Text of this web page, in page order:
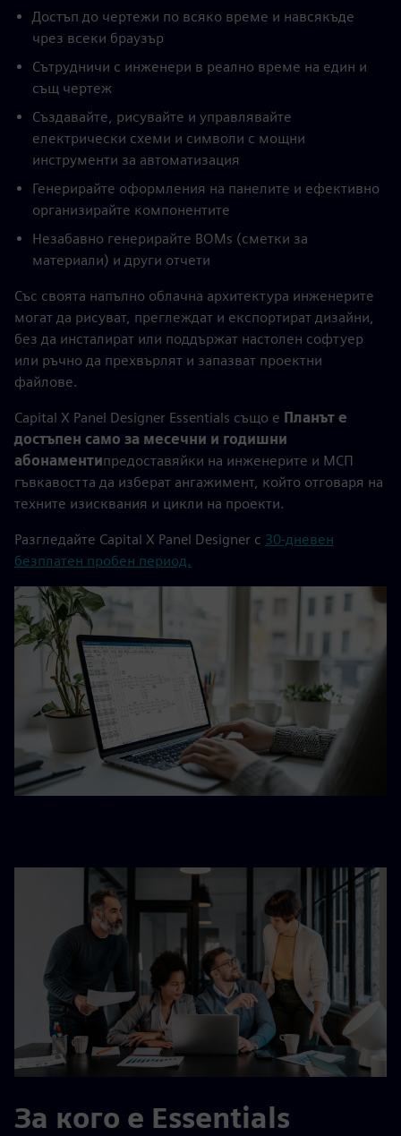
Достъп до чертежи по всяко време и навсякъде
чрез всеки браузър
Сътрудничи с инженери в реално време на един и
същ чертеж
Създавайте, рисувайте и управлявайте
електрически схеми и символи с мощни
инструменти за автоматизация
Генерирайте оформления на панелите и ефективно
организирайте компонентите
Незабавно генерирайте BOMs (сметки за
материали) и други отчети
Със своята напълно облачна архитектура инженерите
могат да рисуват, преглеждат и експортират дизайни,
без да инсталират или поддържат настолен софтуер
или ръчно да прехвърлят и запазват проектни
файлове.
Capital X Panel Designer Essentials също е Планът е
достъпен само за месечни и годишни
абонаментипредоставяйки на инженерите и МСП
гъвкавостта да изберат ангажимент, който отговаря на
техните изисквания и цикли на проекти.
Разгледайте Capital X Panel Designer с 30-дневен
безплатен пробен период.
За кого е Essentials